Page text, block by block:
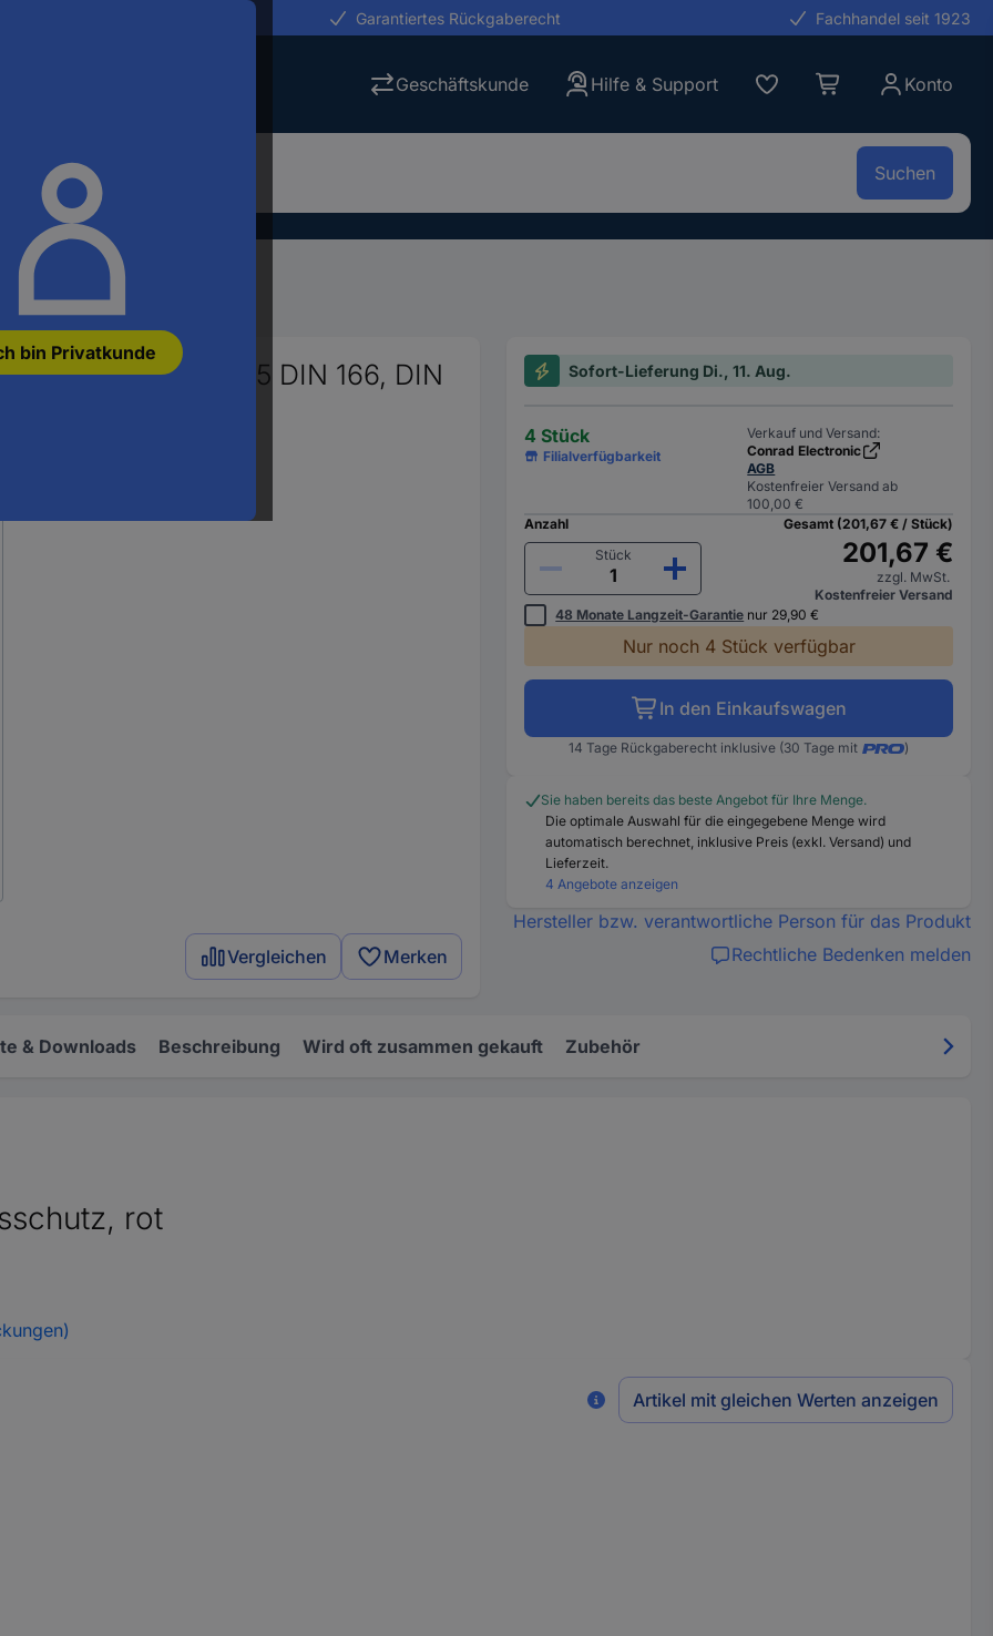
bin Privatkunde
Garantiertes Rückgaberecht Fachhandel seit 1923
Geschäftskunde Hilfe & Support Konto
Suchen
Kopfschutz
EN 397, EN 50365 DIN 166, DIN
Vergleichen Merken
Sofort-Lieferung Di., 11. Aug.
4 Stück
Filialverfügbarkeit
Verkauf und Versand:
Conrad Electronic
AGB
Kostenfreier Versand ab
100,00 €
Anzahl
Stück
Gesamt (201,67 € / Stück)
201,67 €
zzgl. MwSt.
Kostenfreier Versand
48 Monate Langzeit-Garantie nur 29,90 €
Nur noch 4 Stück verfügbar
In den Einkaufswagen
14 Tage Rückgaberecht inklusive (30 Tage mit )
Sie haben bereits das beste Angebot für Ihre Menge.
Die optimale Auswahl für die eingegebene Menge wird
automatisch berechnet, inklusive Preis (exkl. Versand) und
Lieferzeit.
4 Angebote anzeigen
Hersteller bzw. verantwortliche Person für das Produkt
Rechtliche Bedenken melden
& Downloads Beschreibung Wird oft zusammen gekauft Zubehör
rot
Artikel mit gleichen Werten anzeigen